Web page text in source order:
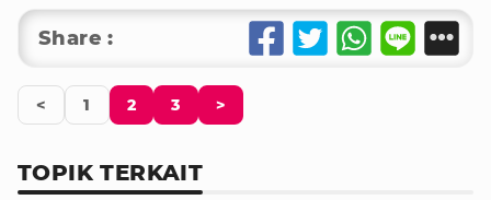
Share :
< 1 2 3 >
TOPIK TERKAIT